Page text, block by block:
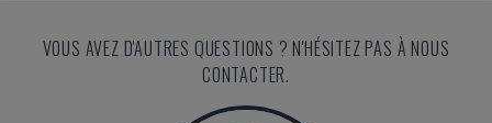
VOUS AVEZ D'AUTRES QUESTIONS ? N'HÉSITEZ PAS À NOUS
CONTACTER.